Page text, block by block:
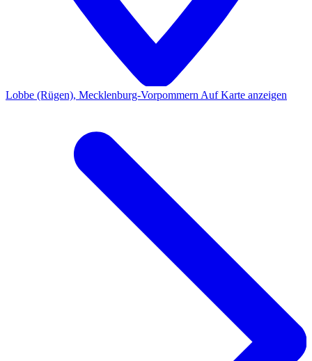
Lobbe (Rügen), Mecklenburg-Vorpommern Auf Karte anzeigen